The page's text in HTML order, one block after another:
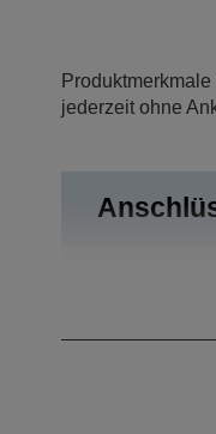
jederzeit ohne